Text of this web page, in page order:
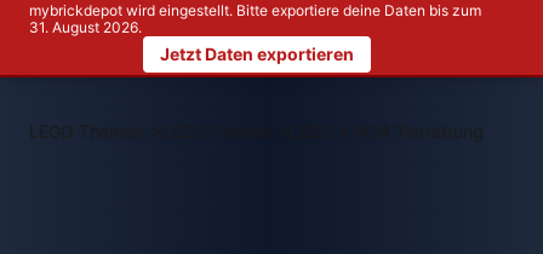
mybrickdepot wird eingestellt. Bitte exportiere deine Daten bis zum
31. August 2026.
Jetzt Daten exportieren
LEGO Themen > LEGO 41424